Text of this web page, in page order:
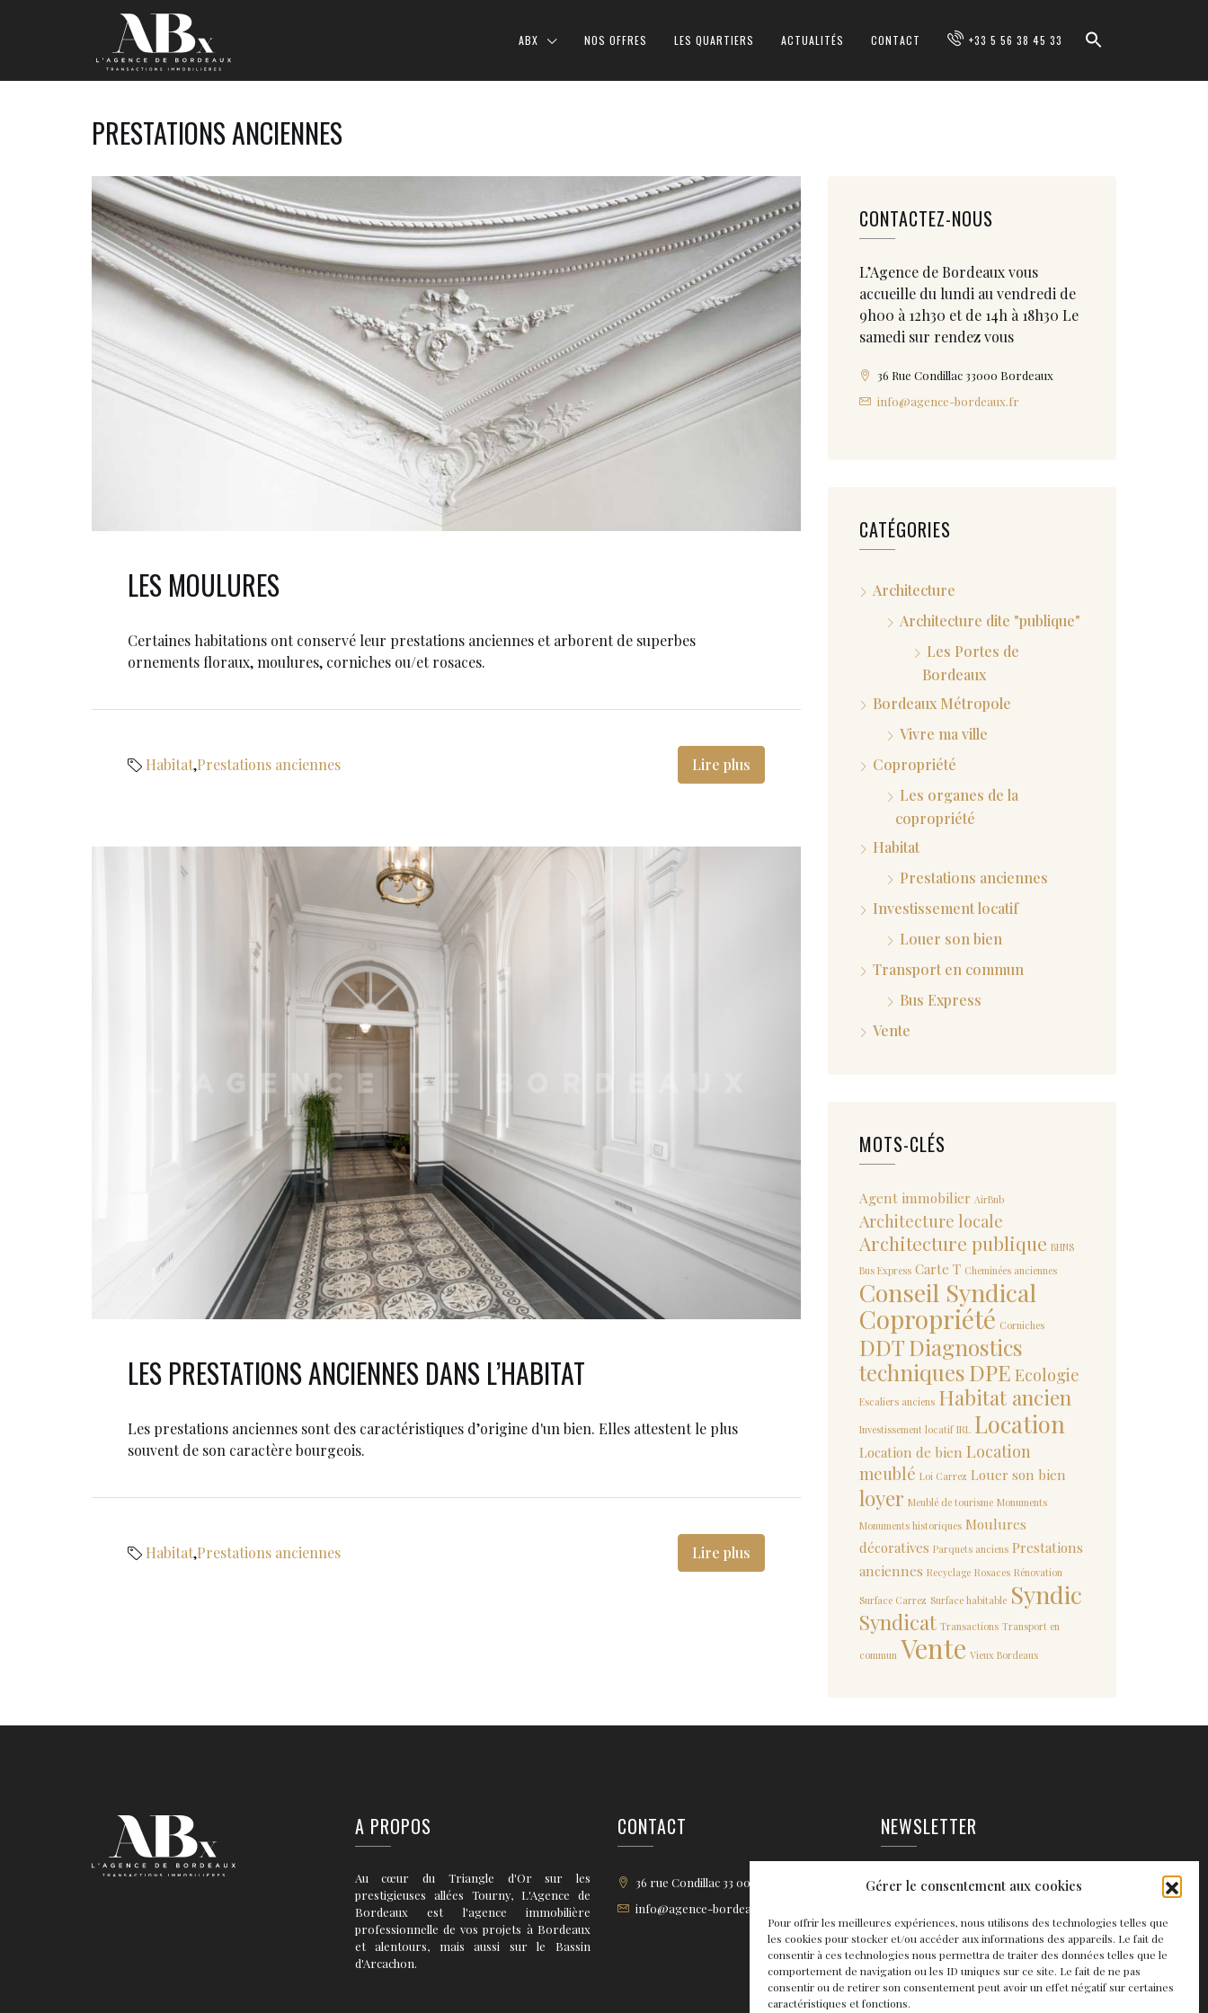
Gérer le consentement aux cookies
Pour offrir les meilleures expériences, nous utilisons des technologies telles que
les cookies pour stocker et/ou accéder aux informations des appareils. Le fait de
consentir à ces technologies nous permettra de traiter des données telles que le
comportement de navigation ou les ID uniques sur ce site. Le fait de ne pas
consentir ou de retirer son consentement peut avoir un effet négatif sur certaines
caractéristiques et fonctions.
ABX NOS OFFRES LES QUARTIERS ACTUALITÉS CONTACT +33 5 56 38 45 33
PRESTATIONS ANCIENNES
LES MOULURES
Certaines habitations ont conservé leur prestations anciennes et arborent de superbes
ornements floraux, moulures, corniches ou/et rosaces.
Habitat,Prestations anciennes Lire plus
LES PRESTATIONS ANCIENNES DANS L’HABITAT
Les prestations anciennes sont des caractéristiques d’origine d'un bien. Elles attestent le plus
souvent de son caractère bourgeois.
Habitat,Prestations anciennes Lire plus
CONTACTEZ-NOUS
L’Agence de Bordeaux vous
accueille du lundi au vendredi de
9h00 à 12h30 et de 14h à 18h30 Le
samedi sur rendez vous
36 Rue Condillac 33000 Bordeaux
info@agence-bordeaux.fr
CATÉGORIES
Architecture
Architecture dite "publique"
Les Portes de
Bordeaux
Bordeaux Métropole
Vivre ma ville
Copropriété
Les organes de la
copropriété
Habitat
Prestations anciennes
Investissement locatif
Louer son bien
Transport en commun
Bus Express
Vente
MOTS-CLÉS
Agent immobilier AirBnb
Architecture locale
Architecture publique BHNS
Bus Express Carte T Cheminées anciennes
Conseil Syndical
Copropriété Corniches
DDTDiagnostics
techniquesDPE Ecologie
Escaliers anciens Habitat ancien
Investissement locatif IRL Location
Location de bien Location
meublé Loi Carrez Louer son bien
loyer Meublé de tourisme Monuments
Monuments historiques Moulures
décoratives Parquets anciens Prestations
anciennes Recyclage Rosaces Rénovation
Surface Carrez Surface habitable Syndic
Syndicat Transactions Transport en
commun Vente Vieux Bordeaux
A PROPOS
Au cœur du Triangle d'Or sur les
prestigieuses allées Tourny, L'Agence de
Bordeaux est l'agence immobilière
professionnelle de vos projets à Bordeaux
et alentours, mais aussi sur le Bassin
d'Arcachon.
CONTACT
36 rue Condillac 33 000 BORDEAUX
info@agence-bordeaux.fr
NEWSLETTER